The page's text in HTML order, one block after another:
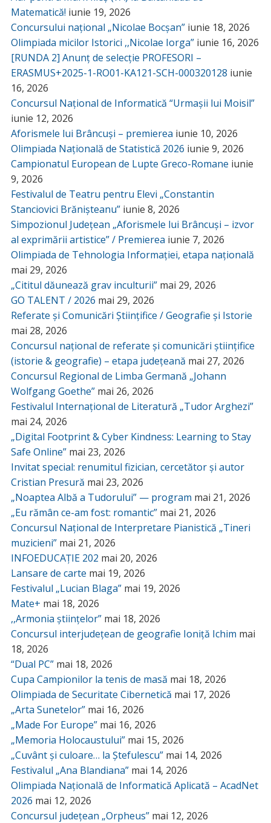
Matematică! iunie 19, 2026
Concursului național „Nicolae Bocșan” iunie 18, 2026
Olimpiada micilor Istorici ,,Nicolae Iorga” iunie 16, 2026
[RUNDA 2] Anunț de selecție PROFESORI –
ERASMUS+2025-1-RO01-KA121-SCH-000320128 iunie
16, 2026
Concursul Național de Informatică “Urmașii lui Moisil”
iunie 12, 2026
Aforismele lui Brâncuși – premierea iunie 10, 2026
Olimpiada Națională de Statistică 2026 iunie 9, 2026
Campionatul European de Lupte Greco-Romane iunie
9, 2026
Festivalul de Teatru pentru Elevi „Constantin
Stanciovici Brănișteanu” iunie 8, 2026
Simpozionul Județean „Aforismele lui Brâncuși – izvor
al exprimării artistice” / Premierea iunie 7, 2026
Olimpiada de Tehnologia Informației, etapa națională
mai 29, 2026
„Cititul dăunează grav inculturii” mai 29, 2026
GO TALENT / 2026 mai 29, 2026
Referate și Comunicări Științifice / Geografie și Istorie
mai 28, 2026
Concursul național de referate și comunicări științifice
(istorie & geografie) – etapa județeană mai 27, 2026
Concursul Regional de Limba Germană „Johann
Wolfgang Goethe” mai 26, 2026
Festivalul Internațional de Literatură „Tudor Arghezi”
mai 24, 2026
„Digital Footprint & Cyber Kindness: Learning to Stay
Safe Online” mai 23, 2026
Invitat special: renumitul fizician, cercetător și autor
Cristian Presură mai 23, 2026
„Noaptea Albă a Tudorului” — program mai 21, 2026
„Eu rămân ce-am fost: romantic” mai 21, 2026
Concursul Național de Interpretare Pianistică „Tineri
muzicieni” mai 21, 2026
INFOEDUCAȚIE 202 mai 20, 2026
Lansare de carte mai 19, 2026
Festivalul „Lucian Blaga” mai 19, 2026
Mate+ mai 18, 2026
,,Armonia științelor” mai 18, 2026
Concursul interjudețean de geografie Ioniță Ichim mai
18, 2026
“Dual PC” mai 18, 2026
Cupa Campionilor la tenis de masă mai 18, 2026
Olimpiada de Securitate Cibernetică mai 17, 2026
„Arta Sunetelor” mai 16, 2026
„Made For Europe” mai 16, 2026
„Memoria Holocaustului” mai 15, 2026
„Cuvânt și culoare… la Ștefulescu” mai 14, 2026
Festivalul „Ana Blandiana” mai 14, 2026
Olimpiada Națională de Informatică Aplicată – AcadNet
2026 mai 12, 2026
Concursul județean „Orpheus” mai 12, 2026